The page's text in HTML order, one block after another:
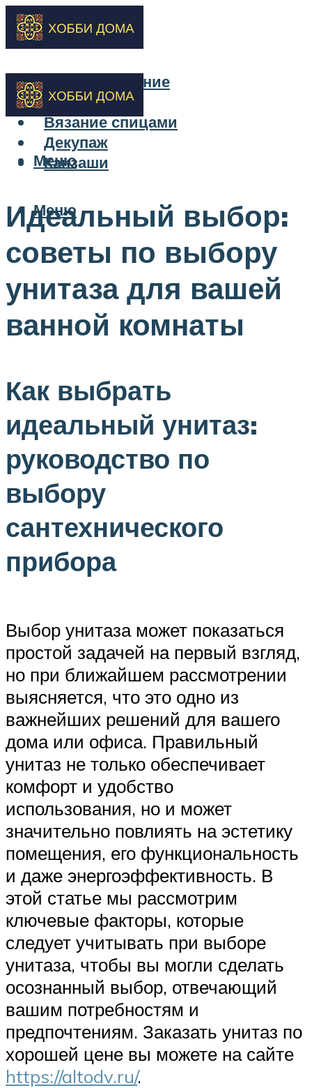
Бисероплетение
Вышивка
Вязание спицами
Декупаж
Канзаши
Меню
Меню
Идеальный выбор:
советы по выбору
унитаза для вашей
ванной комнаты
Как выбрать
идеальный унитаз:
руководство по
выбору
сантехнического
прибора
Выбор унитаза может показаться
простой задачей на первый взгляд,
но при ближайшем рассмотрении
выясняется, что это одно из
важнейших решений для вашего
дома или офиса. Правильный
унитаз не только обеспечивает
комфорт и удобство
использования, но и может
значительно повлиять на эстетику
помещения, его функциональность
и даже энергоэффективность. В
этой статье мы рассмотрим
ключевые факторы, которые
следует учитывать при выборе
унитаза, чтобы вы могли сделать
осознанный выбор, отвечающий
вашим потребностям и
предпочтениям. Заказать унитаз по
хорошей цене вы можете на сайте
https://altodv.ru/.